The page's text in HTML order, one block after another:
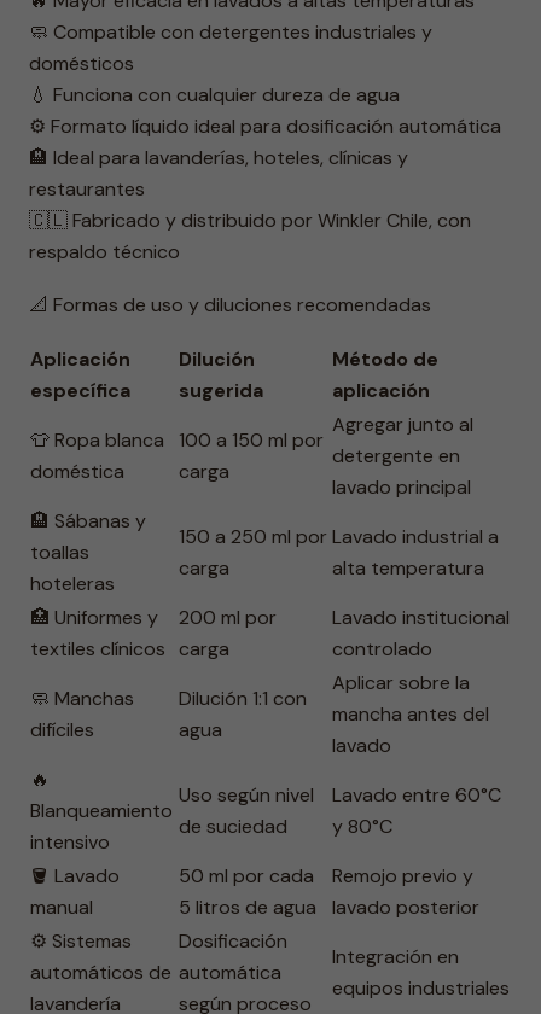
🧼 Compatible con detergentes industriales y
domésticos
💧 Funciona con cualquier dureza de agua
⚙️ Formato líquido ideal para dosificación automática
🏨 Ideal para lavanderías, hoteles, clínicas y
restaurantes
🇨🇱 Fabricado y distribuido por Winkler Chile, con
respaldo técnico
📐 Formas de uso y diluciones recomendadas
Aplicación
específica
Dilución
sugerida
Método de
aplicación
👕 Ropa blanca
doméstica
100 a 150 ml por
carga
Agregar junto al
detergente en
lavado principal
🏨 Sábanas y
toallas
hoteleras
150 a 250 ml por
carga
Lavado industrial a
alta temperatura
🏥 Uniformes y
textiles clínicos
200 ml por
carga
Lavado institucional
controlado
🧼 Manchas
difíciles
Dilución 1:1 con
agua
Aplicar sobre la
mancha antes del
lavado
🔥
Blanqueamiento
intensivo
Uso según nivel
de suciedad
Lavado entre 60°C
y 80°C
🪣 Lavado
manual
50 ml por cada
5 litros de agua
Remojo previo y
lavado posterior
⚙️ Sistemas
automáticos de
lavandería
Dosificación
automática
según proceso
Integración en
equipos industriales